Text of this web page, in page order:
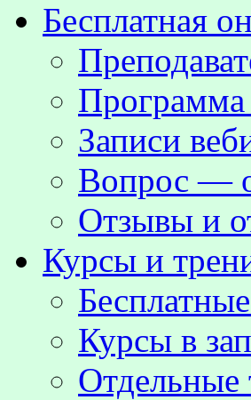
Бесплатная
Записи
Вопрос —
Отзывы и
Курсы и
Курсы в
Отдельные